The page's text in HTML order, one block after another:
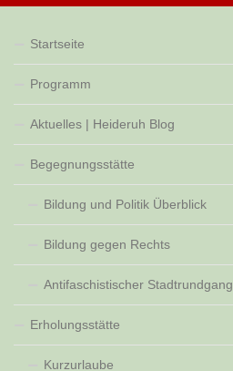
Startseite
Programm
Aktuelles | Heideruh Blog
Begegnungsstätte
Bildung und Politik Überblick
Bildung gegen Rechts
Antifaschistischer Stadtrundgang
Erholungsstätte
Kurzurlaube